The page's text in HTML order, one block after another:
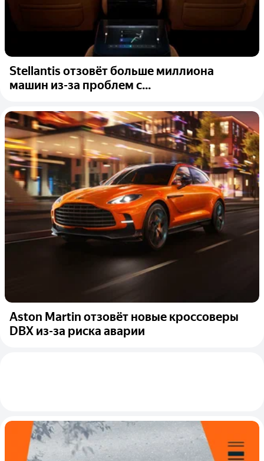
Stellantis отзовёт больше миллиона
машин из-за проблем с...
Aston Martin отзовёт новые кроссоверы
DBX из-за риска аварии